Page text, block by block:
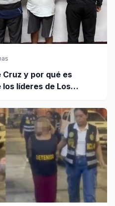
Cruz y por qué es
líderes de Los